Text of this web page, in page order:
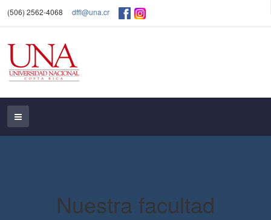
(506) 2562-4068 dffl@una.cr
Nuestra facultad